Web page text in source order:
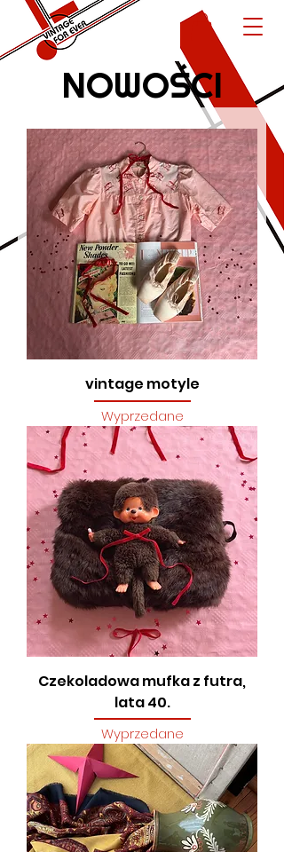
NOWOŚCI
vintage motyle
Wyprzedane
Czekoladowa mufka z futra,
lata 40.
Wyprzedane